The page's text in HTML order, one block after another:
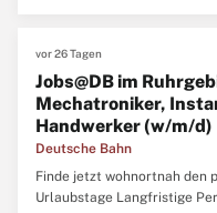
vor 26 Tagen
Jobs@DB im
Mechatroniker,
Handwerker (w/m/d)
Deutsche Bahn
Finde jetzt wohnortnah den
Urlaubstage Langfristige